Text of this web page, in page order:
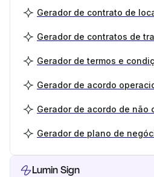
Gerador de contrato de
Gerador de contratos de
Gerador de termos e
Gerador de acordo
Gerador de acordo de não
Gerador de plano de
Lumin Sign